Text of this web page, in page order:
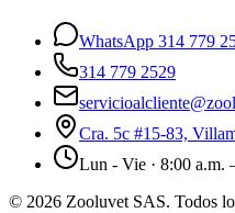
WhatsApp 314 779
314 779 2529
Cra. 5c #15-83,
Lun - Vie · 8:00 a.m.
© 2026 Zooluvet SAS. Todos